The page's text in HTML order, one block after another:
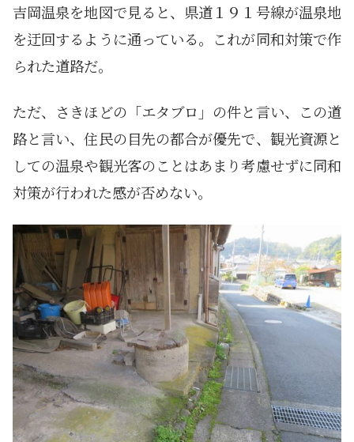
吉岡温泉を地図で見ると、県道１９１号線が温泉地
を迂回するように通っている。これが同和対策で作
られた道路だ。
ただ、さきほどの「エタブロ」の件と言い、この道
路と言い、住民の目先の都合が優先で、観光資源と
しての温泉や観光客のことはあまり考慮せずに同和
対策が行われた感が否めない。